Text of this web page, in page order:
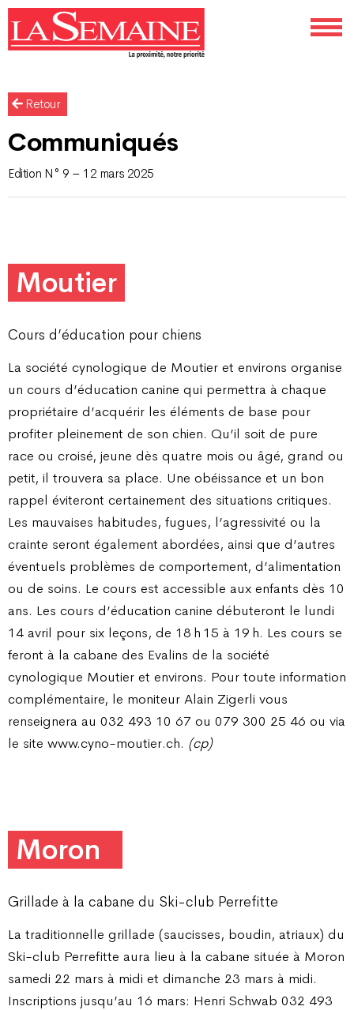
Retour
Communiqués
Edition N° 9 – 12 mars 2025
Moutier
Cours d’éducation pour chiens
La société cynologique de Moutier et environs organise
un cours d’éducation canine qui permettra à chaque
propriétaire d’acquérir les éléments de base pour
profiter pleinement de son chien. Qu’il soit de pure
race ou croisé, jeune dès quatre mois ou âgé, grand ou
petit, il trouvera sa place. Une obéissance et un bon
rappel éviteront certainement des situations critiques.
Les mauvaises habitudes, fugues, l’agressivité ou la
crainte seront également abordées, ainsi que d’autres
éventuels problèmes de comportement, d’alimentation
ou de soins. Le cours est accessible aux enfants dès 10
ans. Les cours d’éducation canine débuteront le lundi
14 avril pour six leçons, de 18 h 15 à 19 h. Les cours se
feront à la cabane des Evalins de la société
cynologique Moutier et environs. Pour toute information
complémentaire, le moniteur Alain Zigerli vous
renseignera au 032 493 10 67 ou 079 300 25 46 ou via
le site www.cyno-moutier.ch. (cp)
Moron
Grillade à la cabane du Ski-club Perrefitte
La traditionnelle grillade (saucisses, boudin, atriaux) du
Ski-club Perrefitte aura lieu à la cabane située à Moron
samedi 22 mars à midi et dimanche 23 mars à midi.
Inscriptions jusqu’au 16 mars: Henri Schwab 032 493